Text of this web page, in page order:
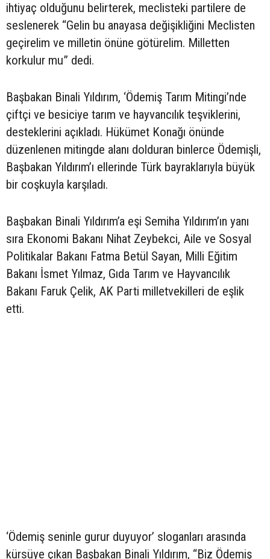
ihtiyaç olduğunu belirterek, meclisteki partilere de
seslenerek “Gelin bu anayasa değişikliğini Meclisten
geçirelim ve milletin önüne götürelim. Milletten
korkulur mu” dedi.
Başbakan Binali Yıldırım, ‘Ödemiş Tarım Mitingi’nde
çiftçi ve besiciye tarım ve hayvancılık teşviklerini,
desteklerini açıkladı. Hükümet Konağı önünde
düzenlenen mitingde alanı dolduran binlerce Ödemişli,
Başbakan Yıldırım’ı ellerinde Türk bayraklarıyla büyük
bir coşkuyla karşıladı.
Başbakan Binali Yıldırım’a eşi Semiha Yıldırım’ın yanı
sıra Ekonomi Bakanı Nihat Zeybekci, Aile ve Sosyal
Politikalar Bakanı Fatma Betül Sayan, Milli Eğitim
Bakanı İsmet Yılmaz, Gıda Tarım ve Hayvancılık
Bakanı Faruk Çelik, AK Parti milletvekilleri de eşlik
etti.
‘Ödemiş seninle gurur duyuyor’ sloganları arasında
kürsüye çıkan Başbakan Binali Yıldırım, “Biz Ödemiş